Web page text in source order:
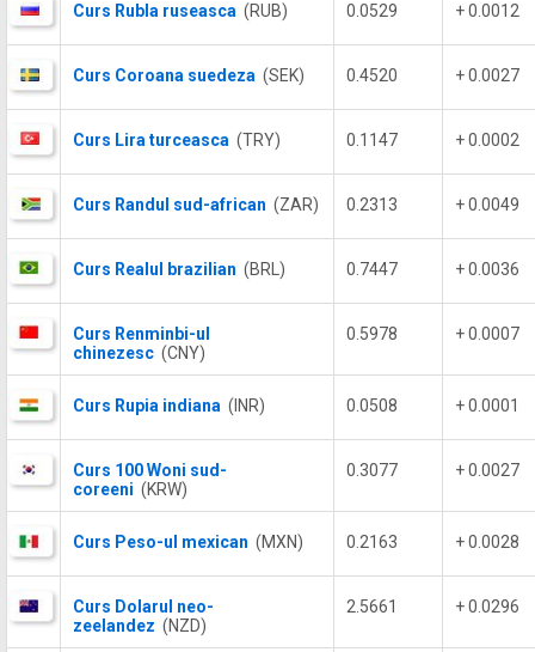
Curs Rubla ruseasca (RUB) 0.0529 + 0.0012
Curs Coroana suedeza (SEK) 0.4520 + 0.0027
Curs Lira turceasca (TRY) 0.1147 + 0.0002
Curs Randul sud-african (ZAR) 0.2313 + 0.0049
Curs Realul brazilian (BRL) 0.7447 + 0.0036
Curs Renminbi-ul
chinezesc (CNY)
0.5978 + 0.0007
Curs Rupia indiana (INR) 0.0508 + 0.0001
Curs 100 Woni sud-
coreeni (KRW)
0.3077 + 0.0027
Curs Peso-ul mexican (MXN) 0.2163 + 0.0028
Curs Dolarul neo-
zeelandez (NZD)
2.5661 + 0.0296